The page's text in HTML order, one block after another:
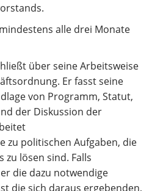
alle drei Monate
über seine Arbeitsweise
Er fasst seine
von Programm, Statut,
der Diskussion der
zu politischen Aufgaben, die
zu lösen sind. Falls
die dazu notwendige
die sich daraus ergebenden,